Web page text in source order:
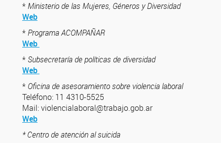
*Ministerio de las Mujeres, Géneros y Diversidad
Web
*Programa ACOMPAÑAR
Web
* Subsecretaría de políticas de diversidad
Web
* Oficina de asesoramiento sobre violencia laboral
Teléfono: 11 4310-5525
Mail: violencialaboral@trabajo.gob.ar
Web
* Centro de atención al suicida